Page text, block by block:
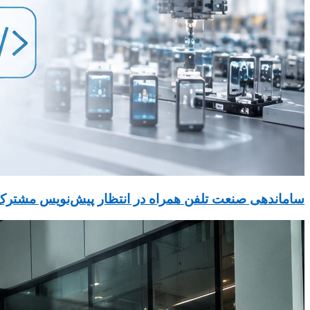
ساماندهی صنعت تلفن همراه در انتظار پیش‌نویس مشترک ۳ دستگاه